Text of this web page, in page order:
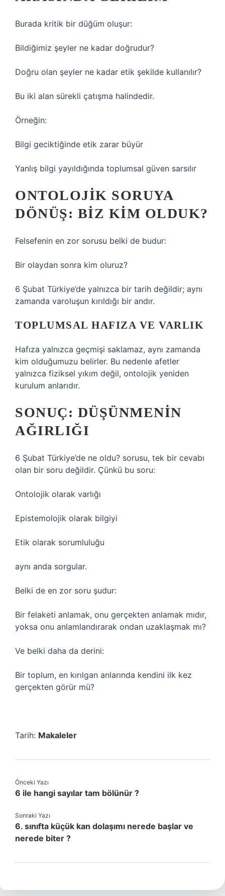
Burada kritik bir düğüm oluşur:
Bildiğimiz şeyler ne kadar doğrudur?
Doğru olan şeyler ne kadar etik şekilde kullanılır?
Bu iki alan sürekli çatışma halindedir.
Örneğin:
Bilgi geciktiğinde etik zarar büyür
Yanlış bilgi yayıldığında toplumsal güven sarsılır
ONTOLOJIK SORUYA
DÖNÜŞ: BIZ KIM OLDUK?
Felsefenin en zor sorusu belki de budur:
Bir olaydan sonra kim oluruz?
6 Şubat Türkiye’de yalnızca bir tarih değildir; aynı
zamanda varoluşun kırıldığı bir andır.
TOPLUMSAL HAFIZA VE VARLIK
Hafıza yalnızca geçmişi saklamaz, aynı zamanda
kim olduğumuzu belirler. Bu nedenle afetler
yalnızca fiziksel yıkım değil, ontolojik yeniden
kurulum anlarıdır.
SONUÇ: DÜŞÜNMENIN
AĞIRLIĞI
6 Şubat Türkiye’de ne oldu? sorusu, tek bir cevabı
olan bir soru değildir. Çünkü bu soru:
Ontolojik olarak varlığı
Epistemolojik olarak bilgiyi
Etik olarak sorumluluğu
aynı anda sorgular.
Belki de en zor soru şudur:
Bir felaketi anlamak, onu gerçekten anlamak mıdır,
yoksa onu anlamlandırarak ondan uzaklaşmak mı?
Ve belki daha da derini:
Bir toplum, en kırılgan anlarında kendini ilk kez
gerçekten görür mü?
Tarih: Makaleler
Önceki Yazı
6 ile hangi sayılar tam bölünür ?
Sonraki Yazı
6. sınıfta küçük kan dolaşımı nerede başlar ve
nerede biter ?